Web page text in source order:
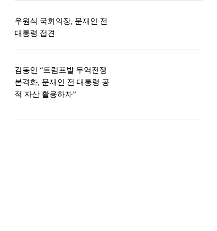
우원식 국회의장, 문재인 전
대통령 접견
김동연 “트럼프발 무역전쟁
본격화, 문재인 전 대통령 공
적 자산 활용하자”